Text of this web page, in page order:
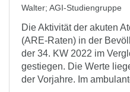
Walter; AGI-Studiengruppe
Die Aktivität der akuten
(ARE-Raten) in der
der 34. KW 2022 im
gestiegen. Die Werte
der Vorjahre. Im